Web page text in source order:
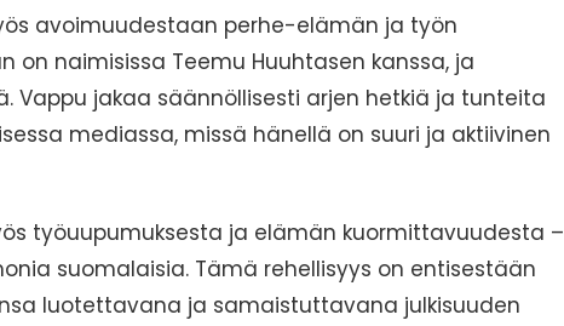
avoimuudestaan perhe-elämän ja työn
on naimisissa Teemu Huuhtasen kanssa, ja
Vappu jakaa säännöllisesti arjen hetkiä ja tunteita
mediassa, missä hänellä on suuri ja aktiivinen
työuupumuksesta ja elämän kuormittavuudesta –
suomalaisia. Tämä rehellisyys on entisestään
luotettavana ja samaistuttavana julkisuuden